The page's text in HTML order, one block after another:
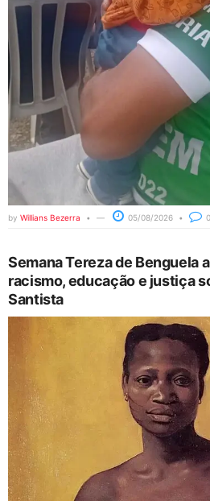
by Willians Bezerra 05/08/2026 0
Semana Tereza de Benguela
racismo, educação e justiça
Santista